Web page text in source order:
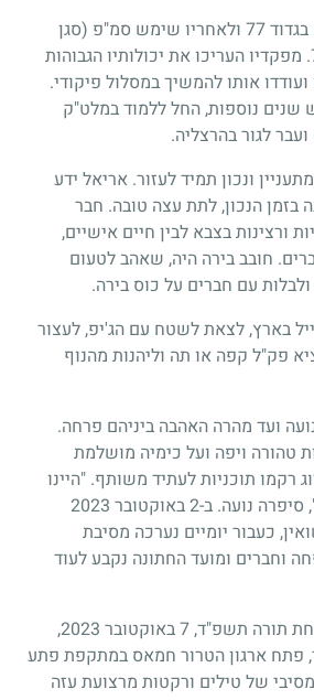
כעבור זמן, שובץ כמ"מ בגדוד 77 ולאחריו שימש סמ"פ (סגן
מפקד פלוגה) בגדוד 75. מפקדיו העריכו את יכולותיו הגבוהות
אותו להמשיך במסלול פיקודי.
נוספות, החל ללמוד במלט"ק
לגור בהרצליה.
ונכון תמיד לעזור. אריאל ידע
בזמן הנכון, לתת עצה טובה. חבר
ורצינות בצבא לבין חיים אישיים,
חובב בירה היה, שאהב לטעום
עם חברים על כוס בירה.
בארץ, לצאת לשטח עם הג'יפ, לעצור
פק"ל קפה או תה וליהנות מהנוף
את נועה ועד מהרה האהבה ביניהם פרחה.
טהורה ויפה ועל כימיה מושלמת
רקמו תוכניות לעתיד משותף. "היינו
הבית אחד של השנייה", סיפרה נועה. ב-2 באוקטובר 2023
כעבור יומיים נערכה מסיבת
וחברים ומועד החתונה נקבע לעוד
בשבת כ"ב בתשרי, שמחת תורה תשפ"ד, 7 באוקטובר 2023,
פתח ארגון הטרור חמאס במתקפת פתע
של טילים ורקטות מרצועת עזה